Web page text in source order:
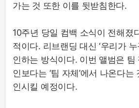
가는 것 또한 이를 뒷받침한다.
10주년 당일 컴백 소식이 전해졌
적이다. 리브랜딩 대신 ‘우리가
인하는 방식이다. 이번 앨범은 팀
인보다는 ‘팀 자체’에서 나온다
인시킬 예정이다.